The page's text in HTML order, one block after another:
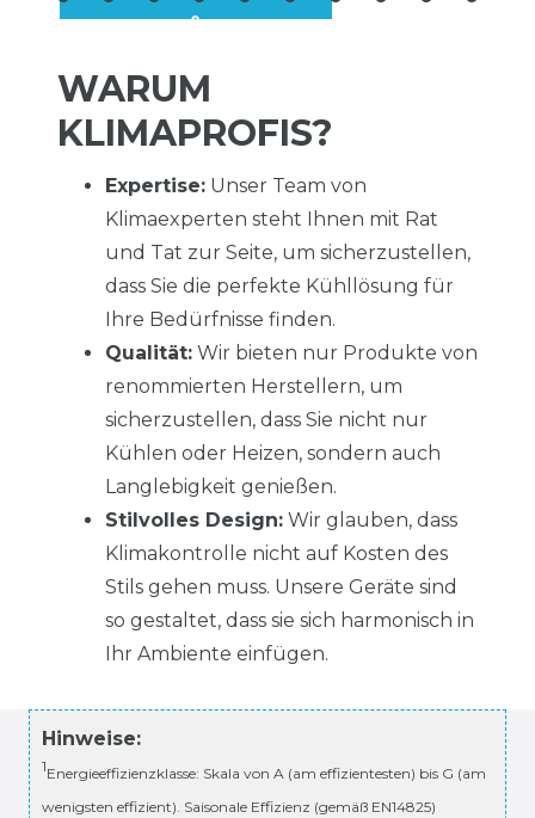
WARUM
KLIMAPROFIS?
Expertise: Unser Team von
Klimaexperten steht Ihnen mit Rat
und Tat zur Seite, um sicherzustellen,
dass Sie die perfekte Kühllösung für
Ihre Bedürfnisse finden.
Qualität: Wir bieten nur Produkte von
renommierten Herstellern, um
sicherzustellen, dass Sie nicht nur
Kühlen oder Heizen, sondern auch
Langlebigkeit genießen.
Stilvolles Design: Wir glauben, dass
Klimakontrolle nicht auf Kosten des
Stils gehen muss. Unsere Geräte sind
so gestaltet, dass sie sich harmonisch in
Ihr Ambiente einfügen.
Hinweise:
1Energieeffizienzklasse: Skala von A (am effizientesten) bis G (am
wenigsten effizient). Saisonale Effizienz (gemäß EN14825)